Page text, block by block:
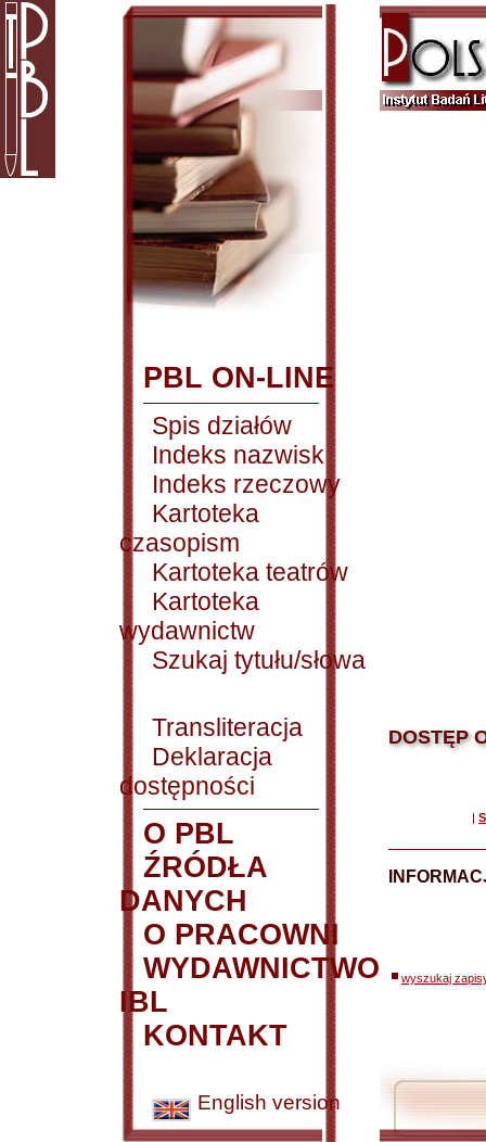
PBL ON-LINE
Spis działów
Indeks nazwisk
Indeks rzeczowy
Kartoteka
czasopism
Kartoteka teatrów
Kartoteka
wydawnictw
Szukaj tytułu/słowa
Transliteracja
Deklaracja
dostępności
O PBL
ŹRÓDŁA
DANYCH
O PRACOWNI
WYDAWNICTWO
IBL
KONTAKT
English version
DOSTĘP
|
wyszukaj